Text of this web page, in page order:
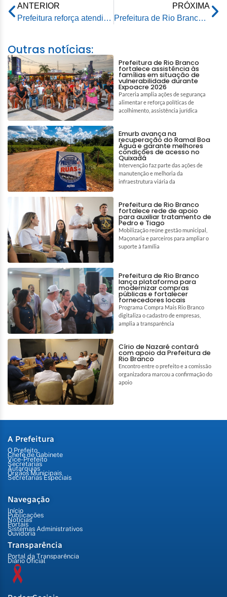
ANTERIOR
Prefeitura reforça atendimento e vacinação contra síndromes respiratórias
PRÓXIMA
Prefeitura de Rio Branco anuncia intervenção para melhorar abastecimento de água na Vila Jorge Kalume
Outras notícias:
Prefeitura de Rio Branco
fortalece assistência às
famílias em situação de
vulnerabilidade durante
Expoacre 2026
Parceria amplia ações de segurança
alimentar e reforça políticas de
acolhimento, assistência jurídica
Emurb avança na
recuperação do Ramal Boa
Água e garante melhores
condições de acesso no
Quixadá
Intervenção faz parte das ações de
manutenção e melhoria da
infraestrutura viária da
Prefeitura de Rio Branco
fortalece rede de apoio
para auxiliar tratamento de
Pedro e Tiago
Mobilização reúne gestão municipal,
Maçonaria e parceiros para ampliar o
suporte à família
Prefeitura de Rio Branco
lança plataforma para
modernizar compras
públicas e fortalecer
fornecedores locais
Programa Compra Mais Rio Branco
digitaliza o cadastro de empresas,
amplia a transparência
Círio de Nazaré contará
com apoio da Prefeitura de
Rio Branco
Encontro entre o prefeito e a comissão
organizadora marcou a confirmação do
apoio
A Prefeitura
O Prefeito
Chefe de Gabinete
Vice-Prefeito
Secretarias
Autarquias
Órgãos Municipais
Secretarias Especiais
Navegação
Início
Publicações
Notícias
Portais
Sistemas Administrativos
Ouvidoria
Transparência
Portal da Transparência
Diário Oficial